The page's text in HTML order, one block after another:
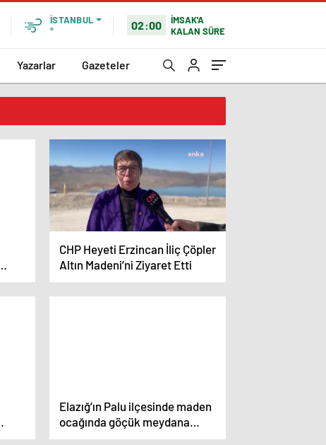
İSTANBUL
°
02:00
İMSAK'A
KALAN SÜRE
Yazarlar Gazeteler
CHP Heyeti Erzincan İliç Çöpler
Altın Madeni’ni Ziyaret Etti
Elazığ’ın Palu ilçesinde maden
ocağında göçük meydana
geldi